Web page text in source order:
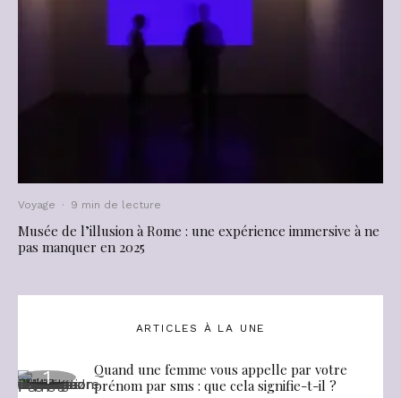
Voyage · 9 min de lecture
Musée de l’illusion à Rome : une expérience immersive à ne
pas manquer en 2025
ARTICLES À LA UNE
Quand une femme vous appelle par votre
prénom par sms : que cela signifie-t-il ?